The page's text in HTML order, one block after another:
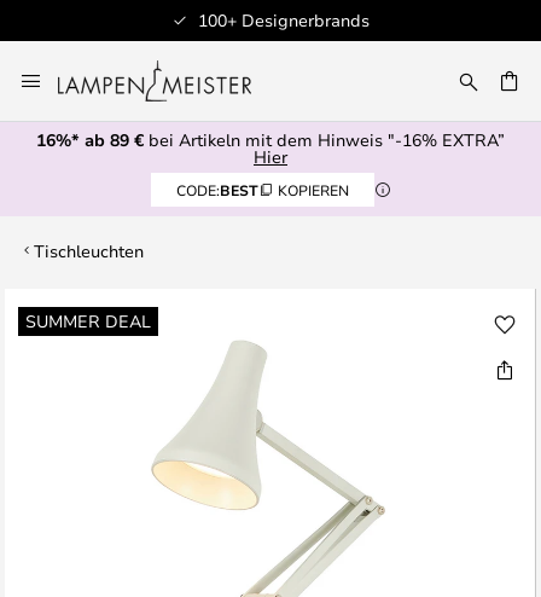
100+ Designerbrands
Inhalt
springen
16%* ab 89 € bei Artikeln mit dem Hinweis "-16% EXTRA”
Hier
CODE:BEST KOPIEREN
Tischleuchten
SUMMER DEAL
Zum
Ende